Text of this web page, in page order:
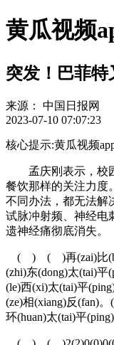
黄瓜视频
突发！巴菲特
来源：
中国日报网
2023-07-10 07:07:23
核心提示:黄瓜视频
孟庆刚表示，校园
餐饮那样的关注力
不同办法，都无法解
试脉冲射频、神经电
遗神经痛彻底消失。
( ) ( )再(zai)比(bi)如
(zhi)东(dong)太(tai)平
(le)西(xi)太(tai)平
(ze)相(xiang)反(fan)
环(huan)太(tai)平